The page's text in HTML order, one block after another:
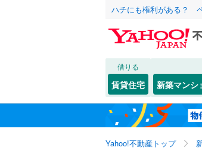
ハチにも権利がある？
借りる
賃貸住宅 新築マンシ
Yahoo!不動産トップ
北海道
東北
関東
京都市
JR
こだわり条件